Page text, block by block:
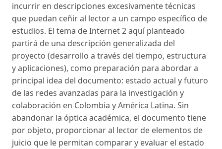
incurrir en descripciones excesivamente técnicas
que puedan ceñir al lector a un campo específico de
estudios. El tema de Internet 2 aquí planteado
partirá de una descripción generalizada del
proyecto (desarrollo a través del tiempo, estructura
y aplicaciones), como preparación para abordar a
principal idea del documento: estado actual y futuro
de las redes avanzadas para la investigación y
colaboración en Colombia y América Latina. Sin
abandonar la óptica académica, el documento tiene
por objeto, proporcionar al lector de elementos de
juicio que le permitan comparar y evaluar el estado